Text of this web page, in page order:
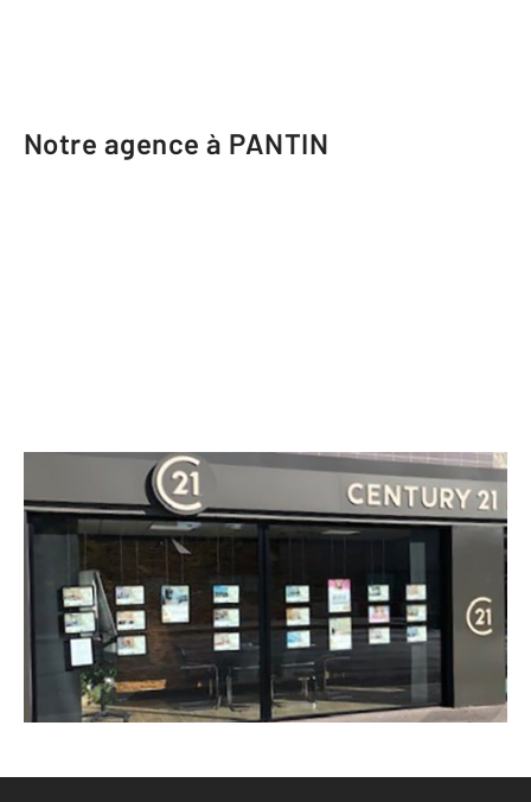
Notre agence à PANTIN
CENTURY 21 Ricard Immobilier
83 bis avenue Jean Lolive
Envoyer un message
Téléphoner à l'agence